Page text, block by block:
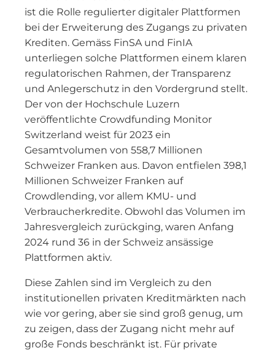
ist die Rolle regulierter digitaler Plattformen
bei der Erweiterung des Zugangs zu privaten
Krediten. Gemäss FinSA und FinIA
unterliegen solche Plattformen einem klaren
regulatorischen Rahmen, der Transparenz
und Anlegerschutz in den Vordergrund stellt.
Der von der Hochschule Luzern
veröffentlichte Crowdfunding Monitor
Switzerland weist für 2023 ein
Gesamtvolumen von 558,7 Millionen
Schweizer Franken aus. Davon entfielen 398,1
Millionen Schweizer Franken auf
Crowdlending, vor allem KMU- und
Verbraucherkredite. Obwohl das Volumen im
Jahresvergleich zurückging, waren Anfang
2024 rund 36 in der Schweiz ansässige
Plattformen aktiv.
Diese Zahlen sind im Vergleich zu den
institutionellen privaten Kreditmärkten nach
wie vor gering, aber sie sind groß genug, um
zu zeigen, dass der Zugang nicht mehr auf
große Fonds beschränkt ist. Für private